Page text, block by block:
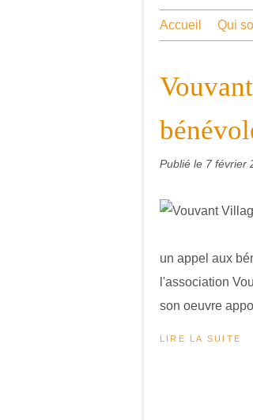
Accueil Qui
Publié le 7 février
un appel aux
l'association
son oeuvre
LIRE LA SUITE